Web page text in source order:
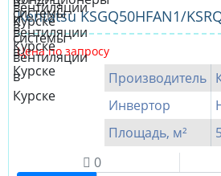
Kentatsu KSGQ50HFAN1/
Цена по запросу
Производитель
Инвертор
Площадь, м²
0